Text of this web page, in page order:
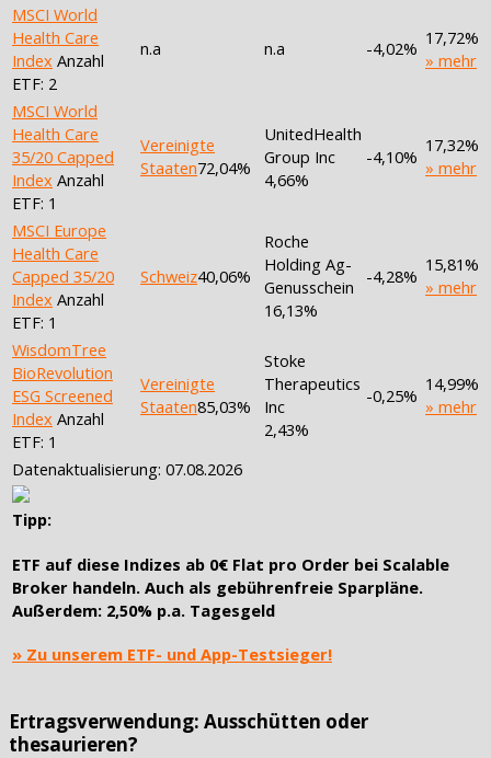
MSCI World
Health Care
Index Anzahl
ETF: 2
n.a n.a -4,02% 17,72%
» mehr
MSCI World
Health Care
35/20 Capped
Index Anzahl
ETF: 1
Vereinigte
Staaten72,04%
UnitedHealth
Group Inc
4,66%
-4,10%
17,32%
» mehr
MSCI Europe
Health Care
Capped 35/20
Index Anzahl
ETF: 1
Schweiz40,06%
Roche
Holding Ag-
Genusschein
16,13%
-4,28%
15,81%
» mehr
WisdomTree
BioRevolution
ESG Screened
Index Anzahl
ETF: 1
Vereinigte
Staaten85,03%
Stoke
Therapeutics
Inc
2,43%
-0,25%
14,99%
» mehr
Datenaktualisierung: 07.08.2026
Tipp:
ETF auf diese Indizes ab 0€ Flat pro Order bei Scalable
Broker handeln. Auch als gebührenfreie Sparpläne.
Außerdem: 2,50% p.a. Tagesgeld
» Zu unserem ETF- und App-Testsieger!
Ertragsverwendung: Ausschütten oder
thesaurieren?